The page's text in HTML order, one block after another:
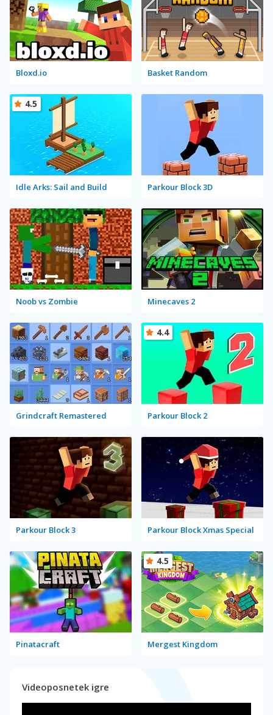
Bloxd.io Basket Random
Idle Arks: Sail and Build
4.5
Parkour Block 3D
Noob vs Zombie Minecaves 2
Grindcraft Remastered Parkour Block 2
4.4
Parkour Block 3 Parkour Block Xmas Special
Pinatacraft Mergest Kingdom
4.5
Videoposnetek igre